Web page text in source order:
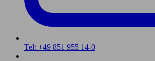
Tel: +49 851 955 14-0
|